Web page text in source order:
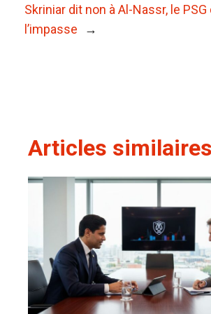
Skriniar dit non à Al-Nassr, le PSG
l’impasse
→
Articles similaires